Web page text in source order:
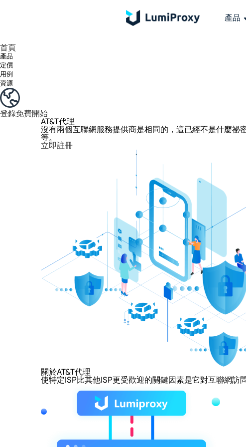
產品
首頁
產品
定價
用例
資源
登錄免費開始
AT&T代理
沒有兩個互聯網服務提供商是相同的，這已經不是什麼祕
等。
立即註冊
關於AT&T代理
使特定ISP比其他ISP更受歡迎的關鍵因素是它對互聯網訪